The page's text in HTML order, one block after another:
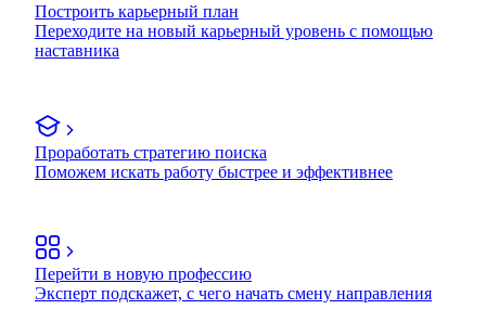
Построить карьерный план
Переходите на новый карьерный уровень с помощью
наставника
Проработать стратегию поиска
Поможем искать работу быстрее и эффективнее
Перейти в новую профессию
Эксперт подскажет, с чего начать смену направления